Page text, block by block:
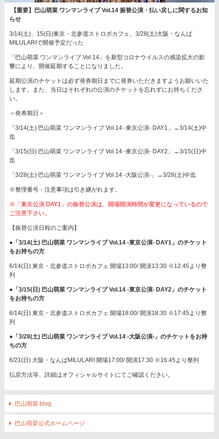
【重要】巴山萌菜 ワンマンライブ Vol.14 振替公演・払い戻しに関するお知
らせ
3/14(土)、15(日)東京・北参道ストロボカフェ、3/28(土)大阪・なんば
MILULARIで開催予定だった
「巴山萌菜 ワンマンライブ Vol.14」を新型コロナウイルスの感染拡大の影
響により、開催延期することになりました。
延期公演のチケットは必ず発券期日までに発券いただきますようお願いいた
します。また、当日はそれぞれの公演のチケットを忘れずにお持ちくださ
い。
＜発券期日＞
「3/14(土) 巴山萌菜 ワンマンライブ Vol.14 -東京公演- DAY1」→3/14(土)中
迄
「3/15(日) 巴山萌菜 ワンマンライブ Vol.14 -東京公演- DAY2」→3/15(日)中
迄
「3/28(土) 巴山萌菜 ワンマンライブ Vol.14 -大阪公演-」→3/28(土)中迄
※整理番号・注意事項は引き継がれます。
※「東京公演 DAY1」の振替公演は、開場開演時間が変更になっているので
ご注意下さい。
【振替公演日程のご案内】
●「3/14(土) 巴山萌菜 ワンマンライブ Vol.14 -東京公演- DAY1」のチケット
をお持ちの方
6/14(日) 東京・北参道ストロボカフェ 開場13:00/ 開演13:30 ※12:45より整
列
●「3/15(日) 巴山萌菜 ワンマンライブ Vol.14 -東京公演- DAY2」のチケット
をお持ちの方
6/14(日) 東京・北参道ストロボカフェ 開場18:00/ 開演18:30 ※17:45より整
列
●「3/28(土) 巴山萌菜 ワンマンライブ Vol.14 -大阪公演-」のチケットをお持
ちの方
6/21(日) 大阪・なんばMILULARI 開場17:00/ 開演17:30 ※16:45より整列
払戻方法等、詳細はオフィシャルサイトにてご確認ください。
巴山萌菜 blog
巴山萌菜公式ホームページ